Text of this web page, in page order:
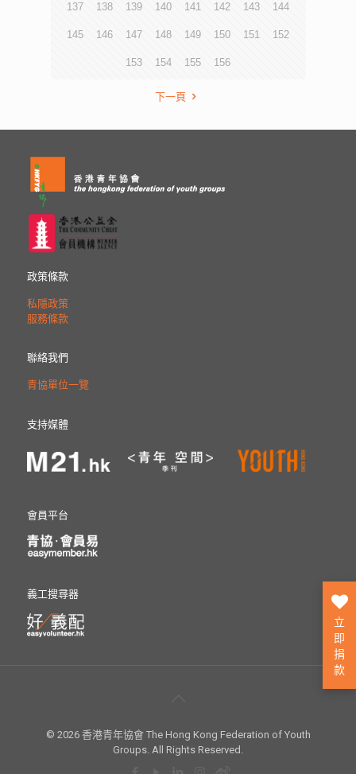
137 138 139 140 141 142 143 144
145 146 147 148 149 150 151 152
153 154 155 156
下一頁
政策條款
私隱政策
服務條款
聯絡我們
青協單位一覽
支持媒體
會員平台
義工搜尋器
© 2026 香港青年協會 The Hong Kong Federation of Youth
Groups. All Rights Reserved.
立
即
捐
款